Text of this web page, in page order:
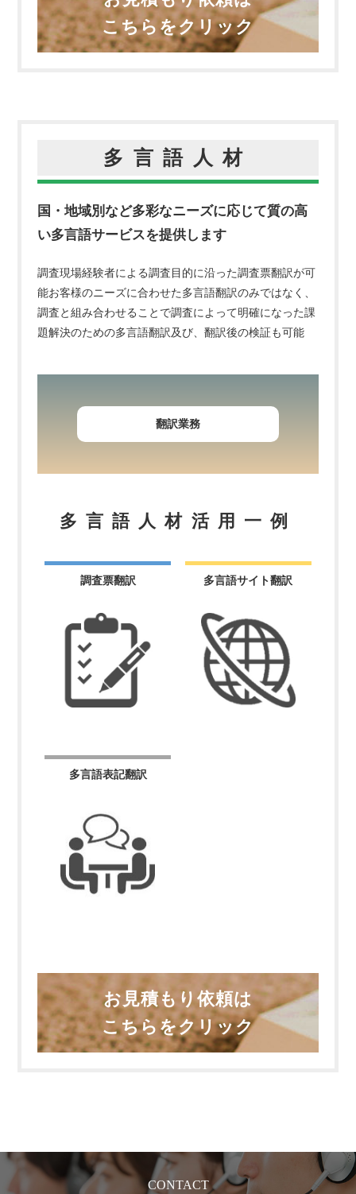
こちらをクリック
多言語人材
国・地域別など多彩なニーズに応じて質の高
い多言語サービスを提供します
調査現場経験者による調査目的に沿った調査票翻訳が可
能お客様のニーズに合わせた多言語翻訳のみではなく、
調査と組み合わせることで調査によって明確になった課
題解決のための多言語翻訳及び、翻訳後の検証も可能
翻訳業務
多言語人材活用一例
調査票翻訳 多言語サイト翻訳
多言語表記翻訳
お見積もり依頼は
こちらをクリック
CONTACT